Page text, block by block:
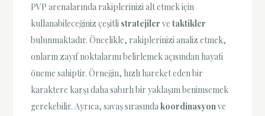
PVP arenalarında rakiplerinizi alt etmek için
kullanabileceğiniz çeşitli stratejiler vetaktikler
bulunmaktadır. Öncelikle, rakiplerinizi analiz etmek,
onların zayıf noktalarını belirlemek açısından hayati
öneme sahiptir. Örneğin, hızlı hareket eden bir
karaktere karşı daha sabırlı bir yaklaşım benimsemek
gerekebilir. Ayrıca, savaş sırasındakoordinasyon ve